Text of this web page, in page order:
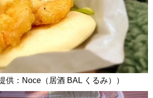
供：Noce（居酒 BAL くるみ））